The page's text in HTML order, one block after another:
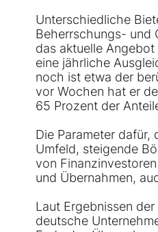
Unterschiedliche
Beherrschungs- und
das aktuelle
eine jährliche
noch ist etwa der
vor Wochen hat er
65 Prozent der
Die Parameter dafür,
Umfeld, steigende
von
und Übernahmen,
Laut Ergebnissen
deutsche